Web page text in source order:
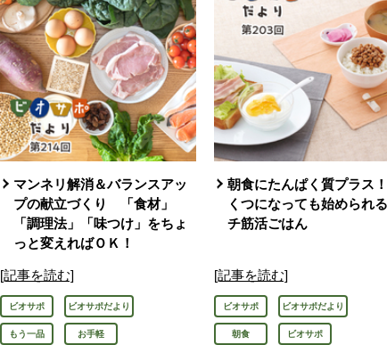
マンネリ解消＆バランスアッ
プの献立づくり 「食材」
「調理法」「味つけ」をちょ
っと変えればＯＫ！
[記事を読む]
ビオサポ ビオサポだより
もう一品 お手軽
朝食にたんぱく質プラス
くつになっても始められ
チ筋活ごはん
[記事を読む]
ビオサポ ビオサポだより
朝食 ビオサポ